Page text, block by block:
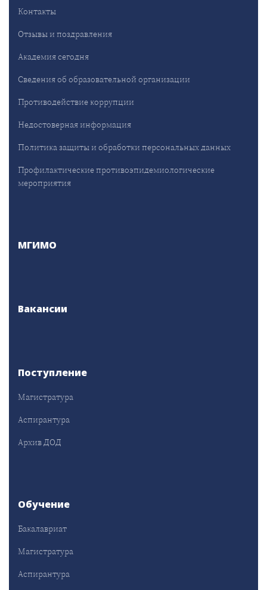
Контакты
Отзывы и поздравления
Академия сегодня
Сведения об образовательной организации
Противодействие коррупции
Недостоверная информация
Политика защиты и обработки персональных данных
Профилактические противоэпидемиологические
мероприятия
МГИМО
Вакансии
Поступление
Магистратура
Аспирантура
Архив ДОД
Обучение
Бакалавриат
Магистратура
Аспирантура